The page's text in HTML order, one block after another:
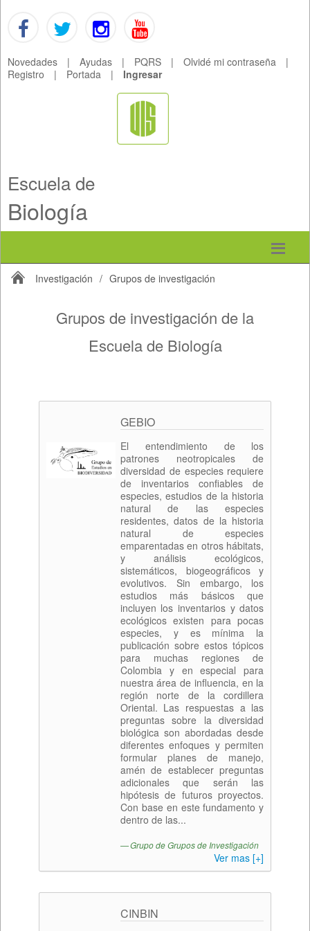
Novedades | Ayudas | PQRS | Olvidé mi contraseña
|
Registro
| Portada | Ingresar
Escuela de
Biología
Investigación / Grupos de investigación